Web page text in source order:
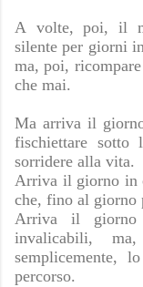
A volte, poi, il
silente per giorni
ma, poi,
che mai.
Ma arriva il
fischiettare sotto
sorridere alla vita.
Arriva il giorno in
che, fino al giorno
Arriva il
invalicabili,
semplicemente,
percorso.